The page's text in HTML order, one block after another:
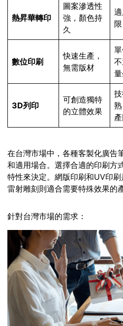
熱昇華轉印
圖案滲透性
強，顏色持
久
限
數位印刷
快速生產，
無需版材
單
3D列印
可創造獨特
的立體效果
在台灣市場中，各種客製化廣告
和適用場合。選擇合適的印刷方
特性來決定。網版印刷和UV印
雷射雕刻則適合需要特殊效果的產
針對台灣市場的需求：